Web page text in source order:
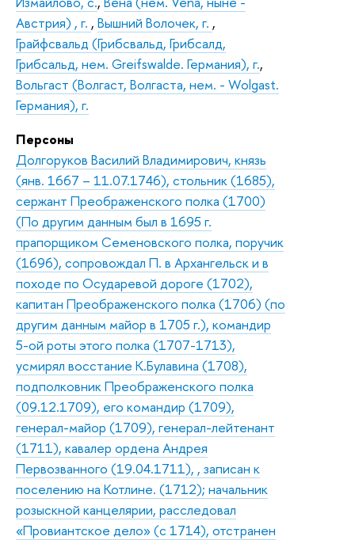
Австрия) , г. , Вышний Волочек, г. ,
Грайфсвальд (Грибсвальд, Грибсалд,
Грибсальд, нем. Greifswalde. Германия), г.,
Вольгаст (Волгаст, Волгаста, нем. - Wolgast.
Германия), г.
Персоны
Долгоруков Василий Владимирович, князь
(янв. 1667 – 11.07.1746), стольник (1685),
сержант Преображенского полка (1700)
(По другим данным был в 1695 г.
прапорщиком Семеновского полка, поручик
(1696), сопровождал П. в Архангельск и в
походе по Осударевой дороге (1702),
капитан Преображенского полка (1706) (по
другим данным майор в 1705 г.), командир
5-ой роты этого полка (1707-1713),
усмирял восстание К.Булавина (1708),
подполковник Преображенского полка
(09.12.1709), его командир (1709),
генерал-майор (1709), генерал-лейтенант
(1711), кавалер ордена Андрея
Первозванного (19.04.1711), , записан к
поселению на Котлине. (1712); начальник
розыскной канцелярии, расследовал
«Провиантское дело» (с 1714), отстранен